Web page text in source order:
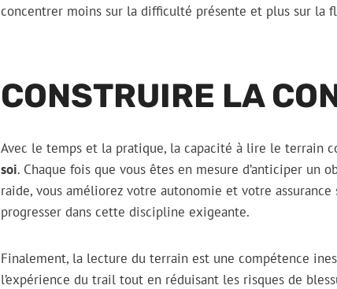
concentrer moins sur la difficulté présente et plus sur la
CONSTRUIRE LA
Avec le temps et la pratique, la capacité à lire le terrain
soi. Chaque fois que vous êtes en mesure d’anticiper un
raide, vous améliorez votre autonomie et votre
progresser dans cette discipline exigeante.
Finalement, la lecture du terrain est une compétence
l’expérience du trail tout en réduisant les risques de